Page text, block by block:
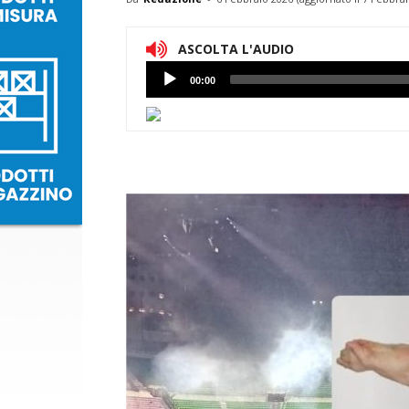
ASCOLTA L'AUDIO
Lettore
Audio
00:00